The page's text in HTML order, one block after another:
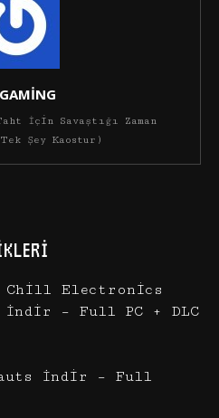
İçin Savaştığı Zaman
Tek Şey Kaostur)
Chill Electronics
İndir – Full PC + DLC
İndir – Full